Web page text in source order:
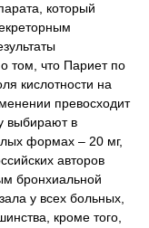
который
том, что Париет по
кислотности на
превосходит
выбирают в
формах – 20 мг,
авторов
бронхиальной
у всех больных,
кроме того,